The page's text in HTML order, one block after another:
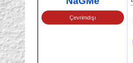
Çevrimdışı